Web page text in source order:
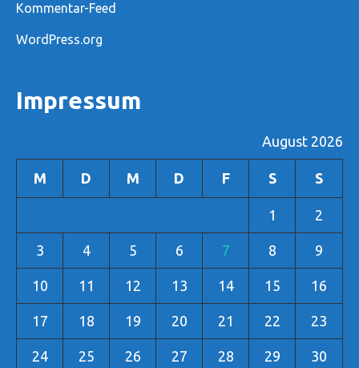
Kommentar-Feed
WordPress.org
Impressum
August 2026
M D M D F S S
1 2
3 4 5 6 7 8 9
10 11 12 13 14 15 16
17 18 19 20 21 22 23
24 25 26 27 28 29 30